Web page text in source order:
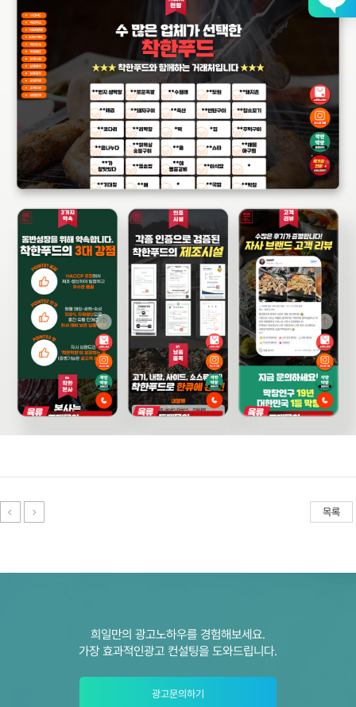
목록
희일만의 광고노하우를 경험해보세요.
가장 효과적인광고 컨설팅을 도와드립니다.
광고문의하기